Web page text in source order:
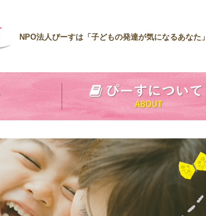
NPO法人ぴーすは「子どもの発達が気になるあなた